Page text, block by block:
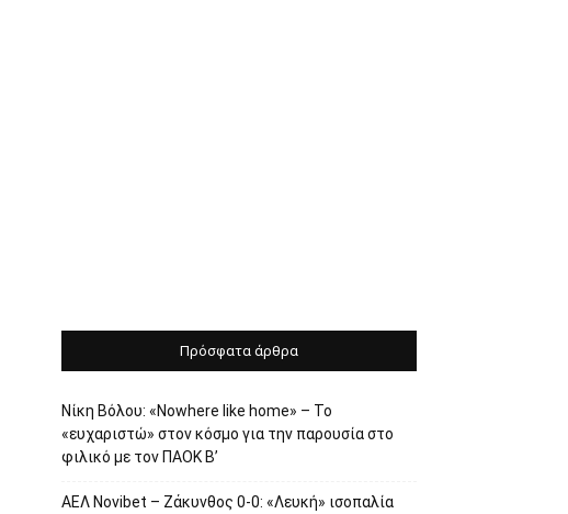
Πρόσφατα άρθρα
Νίκη Βόλου: «Nowhere like home» – Το
«ευχαριστώ» στον κόσμο για την παρουσία στο
φιλικό με τον ΠΑΟΚ Β’
ΑΕΛ Novibet – Ζάκυνθος 0-0: «Λευκή» ισοπαλία